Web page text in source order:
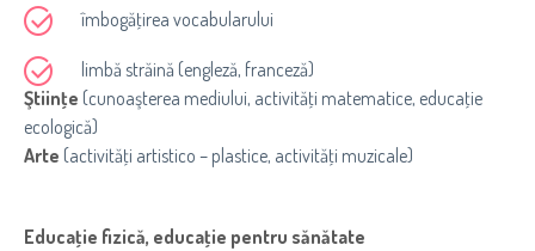
îmbogăţirea vocabularului
limbă străină (engleză, franceză)
Ştiinţe (cunoaşterea mediului, activităţi matematice, educaţie
ecologică)
Arte (activităţi artistico – plastice, activităţi muzicale)
Educaţie fizică, educaţie pentru sănătate